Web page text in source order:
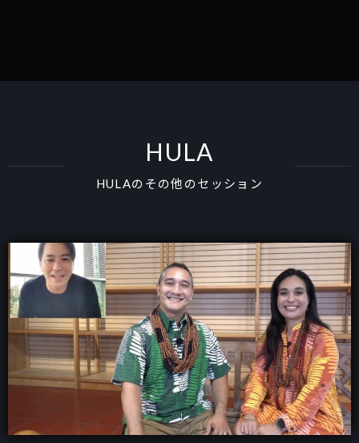
HULA
HULAのその他のセッション